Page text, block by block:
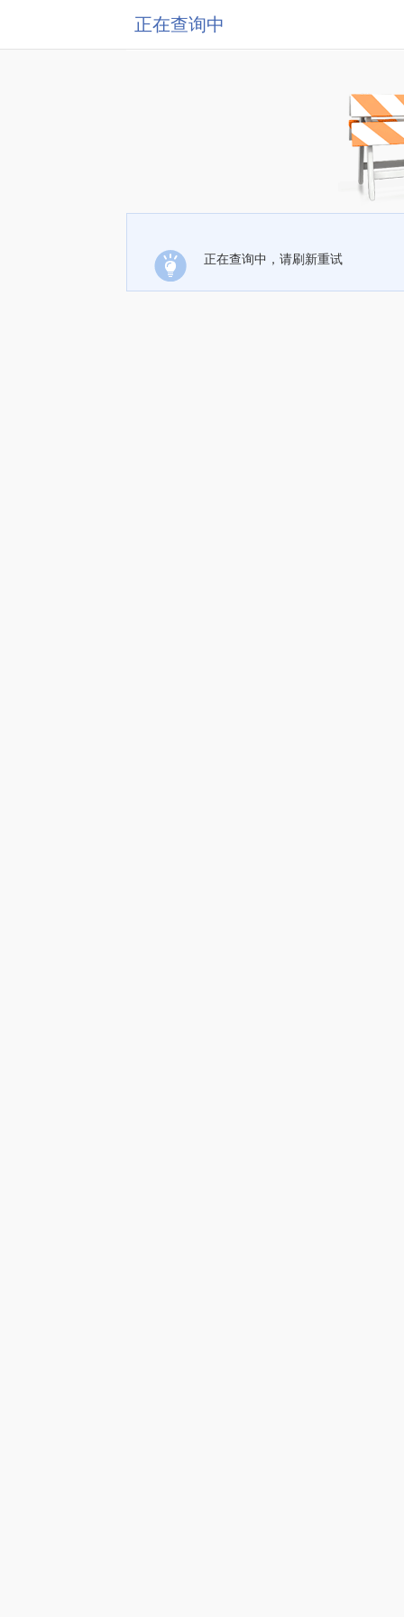
正在查询中
正在查询中，请刷新重试